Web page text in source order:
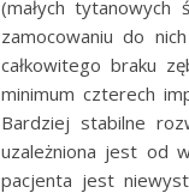
(małych
zamocowaniu do
całkowitego braku
minimum czterech
Bardziej stabilne
uzależniona jest od
pacjenta jest